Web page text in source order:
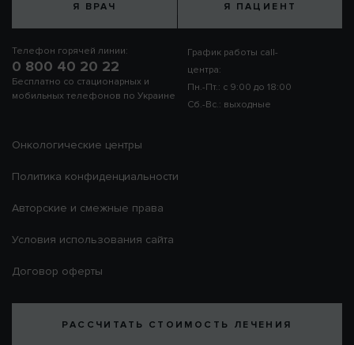
Я ВРАЧ Я ПАЦИЕНТ
Телефон горячей линии:
0 800 40 20 22
Бесплатно со стационарных и
мобильных телефонов по Украине
График работы call-
центра:
Пн.-Пт.: с 9:00 до 18:00
Сб.-Вс.: выходные
Онкологические центры
Политика конфиденциальности
Авторские и смежные права
Условия использования сайта
Договор оферты
РАССЧИТАТЬ СТОИМОСТЬ ЛЕЧЕНИЯ